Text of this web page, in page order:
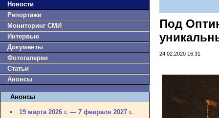
Новости
Репортажи
Мониторинг СМИ
Интервью
Документы
Фотогалереи
Статьи
Анонсы
Анонсы
19 марта 2026 г. — 7 февраля 2027 г.
Под
24.02.2020 16:31